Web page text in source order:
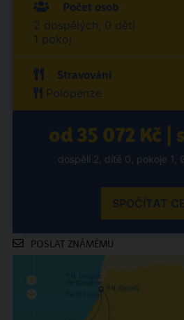
Počet osob
2 dospělých, 0 dětí
1 pokoj
Stravování
Polopenze
od 35 072 Kč |
dospělí 2, dítě 0, pokoje 1,
SPOČÍTAT
POSLAT ZNÁMÉMU